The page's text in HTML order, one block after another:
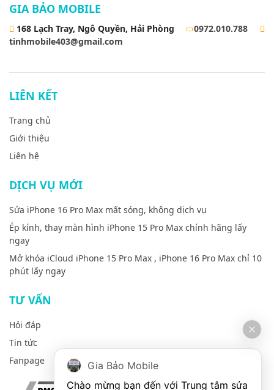
GIA BẢO MOBILE
168 Lạch Tray, Ngô Quyền, Hải Phòng
0972.010.788
tinhmobile403@gmail.com
LIÊN KẾT
Trang chủ
Giới thiệu
Liên hệ
DỊCH VỤ MỚI
Sửa iPhone 16 Pro Max mất sóng, không dịch vụ
Ép kính, thay màn hình iPhone 15 Pro Max chính hãng lấy
ngay
Mở khóa iCloud iPhone 15 Pro Max , iPhone 16 Pro Max chỉ 10
phút lấy ngay
TƯ VẤN
Hỏi đáp
Tin tức
Fanpage
Gia Bảo Mobile
Chào mừng bạn đến với Trung tâm sửa